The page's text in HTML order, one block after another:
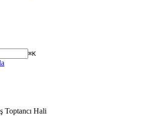
⌘K
Toptancı Hali